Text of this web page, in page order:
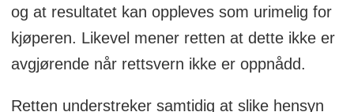
og at resultatet kan oppleves som urimelig for
kjøperen. Likevel mener retten at dette ikke er
avgjørende når rettsvern ikke er oppnådd.
Retten understreker samtidig at slike hensyn